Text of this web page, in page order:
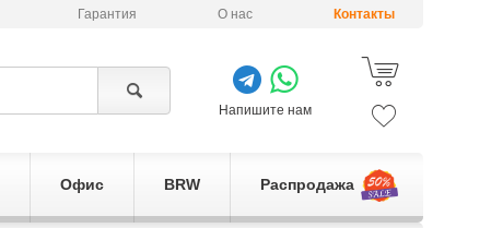
Гарантия О нас Контакты
Напишите нам
Офис BRW Распродажа